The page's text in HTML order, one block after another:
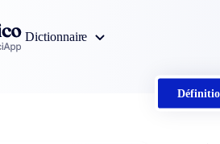
Dictionnaire